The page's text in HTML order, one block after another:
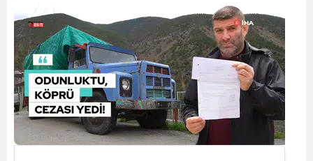
Kastamonu
Kayseri
Kırklareli
Kırşehir
Kocaeli
Konya